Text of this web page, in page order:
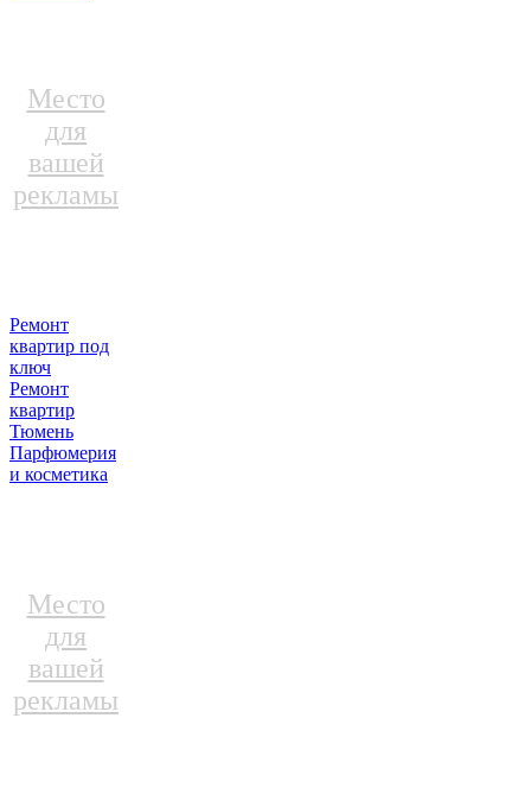
Место
для
вашей
рекламы
Ремонт
квартир под
ключ
Ремонт
квартир
Тюмень
Парфюмерия
и косметика
Место
для
вашей
рекламы